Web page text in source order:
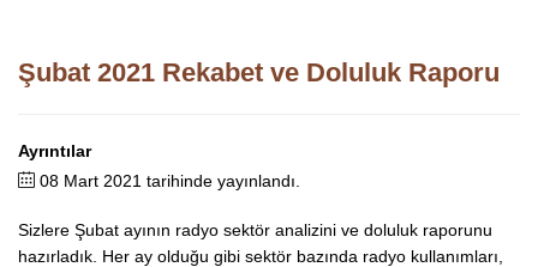
Şubat 2021 Rekabet ve Doluluk Raporu
Ayrıntılar
08 Mart 2021 tarihinde yayınlandı.
Sizlere Şubat ayının radyo sektör analizini ve doluluk raporunu
hazırladık. Her ay olduğu gibi sektör bazında radyo kullanımları,